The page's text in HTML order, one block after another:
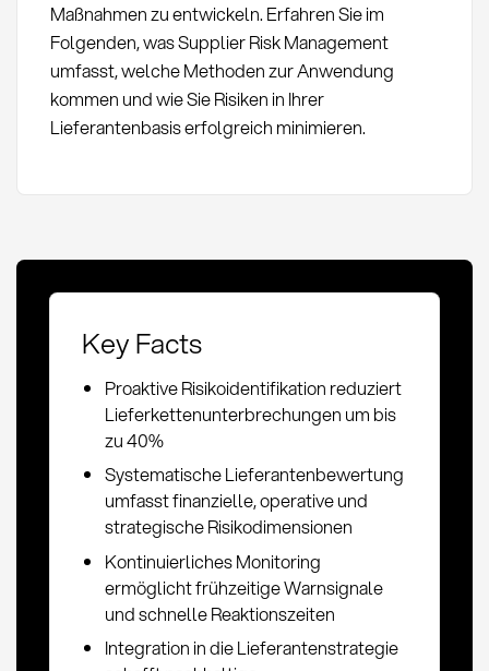
Maßnahmen zu entwickeln. Erfahren Sie im
Folgenden, was Supplier Risk Management
umfasst, welche Methoden zur Anwendung
kommen und wie Sie Risiken in Ihrer
Lieferantenbasis erfolgreich minimieren.
Key Facts
Proaktive Risikoidentifikation reduziert
Lieferkettenunterbrechungen um bis
zu 40%
Systematische Lieferantenbewertung
umfasst finanzielle, operative und
strategische Risikodimensionen
Kontinuierliches Monitoring
ermöglicht frühzeitige Warnsignale
und schnelle Reaktionszeiten
Integration in die Lieferantenstrategie